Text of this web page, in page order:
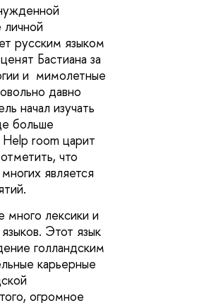
русским языком
Бастиана за
и мимолетные
давно
начал изучать
больше
room царит
что
является
много лексики и
Этот язык
голландским
карьерные
огромное